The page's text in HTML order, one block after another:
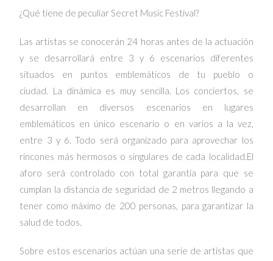
¿Qué tiene de peculiar Secret Music Festival?
Las artistas se conocerán 24 horas antes de la actuación
y se desarrollará entre 3 y 6 escenarios diferentes
situados en puntos emblemáticos de tu pueblo o
ciudad. La dinámica es muy sencilla. Los conciertos, se
desarrollan en diversos escenarios en lugares
emblemáticos en único escenario o en varios a la vez,
entre 3 y 6.Todo será organizado para aprovechar los
rincones más hermosos o singulares de cada localidad.El
aforo será controlado con total garantía para que se
cumplan la distancia de seguridad de 2 metros llegando a
tener como máximo de 200 personas, para garantizar la
salud de todos.
Sobre estos escenarios actúan una serie de artistas que